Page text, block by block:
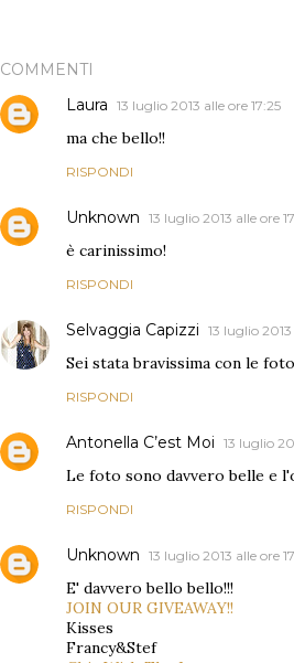
COMMENTI
Laura 13 luglio 2013 alle ore 17:25
ma che bello!!
RISPONDI
Unknown 13 luglio 2013 alle ore
è carinissimo!
RISPONDI
Selvaggia Capizzi 13 luglio
Sei stata bravissima con le
RISPONDI
Antonella C’est Moi 13 luglio
Le foto sono davvero belle e
RISPONDI
Unknown 13 luglio 2013 alle ore
E' davvero bello bello!!!
JOIN OUR GIVEAWAY!!
Kisses
Francy&Stef